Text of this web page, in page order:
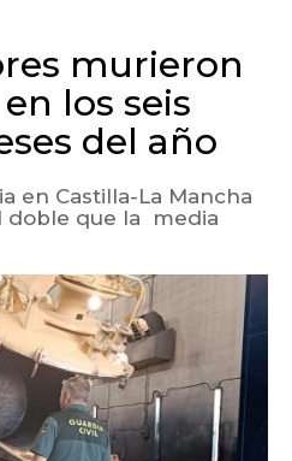
murieron
los seis
del año
en Castilla-La Mancha
doble que la media